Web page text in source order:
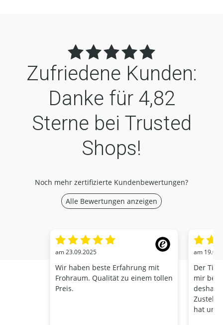
Zufriedene Kunden:
Danke für 4,82
Sterne bei Trusted
Shops!
Noch mehr zertifizierte Kundenbewertungen?
Alle Bewertungen anzeigen
am 23.09.2025
Wir haben beste Erfahrung mit
Frohraum. Qualität zu einem tollen
Preis.
am
Der
mir
hat und